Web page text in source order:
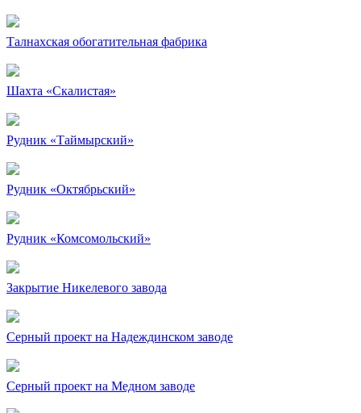
Талнахская обогатительная фабрика
Шахта «Скалистая»
Рудник «Таймырский»
Рудник «Октябрьский»
Рудник «Комсомольский»
Закрытие Никелевого завода
Серный проект на Надеждинском заводе
Серный проект на Медном заводе